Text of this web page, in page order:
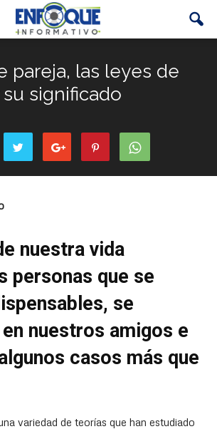
pareja, las leyes de
significado
nuestra vida
personas que se
se
nuestros amigos e
casos más que
variedad de teorías que han estudiado